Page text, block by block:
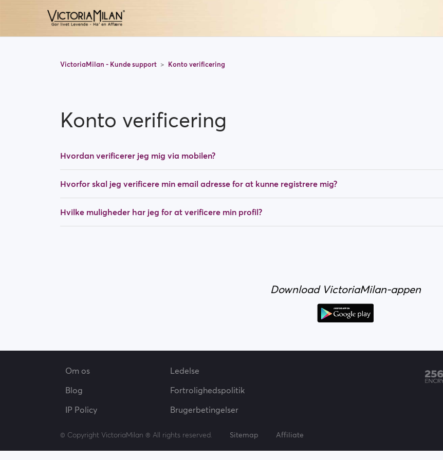
VictoriaMilan - Kunde support Konto verificering
Konto verificering
Hvordan verificerer jeg mig via mobilen?
Hvorfor skal jeg verificere min email adresse for at kunne registrere mig?
Hvilke muligheder har jeg for at verificere min profil?
Download VictoriaMilan-appen
Om os
Ledelse
Blog
Fortrolighedspolitik
IP Policy
Brugerbetingelser
© Copyright VictoriaMilan ® All rights reserved. Sitemap Affiliate